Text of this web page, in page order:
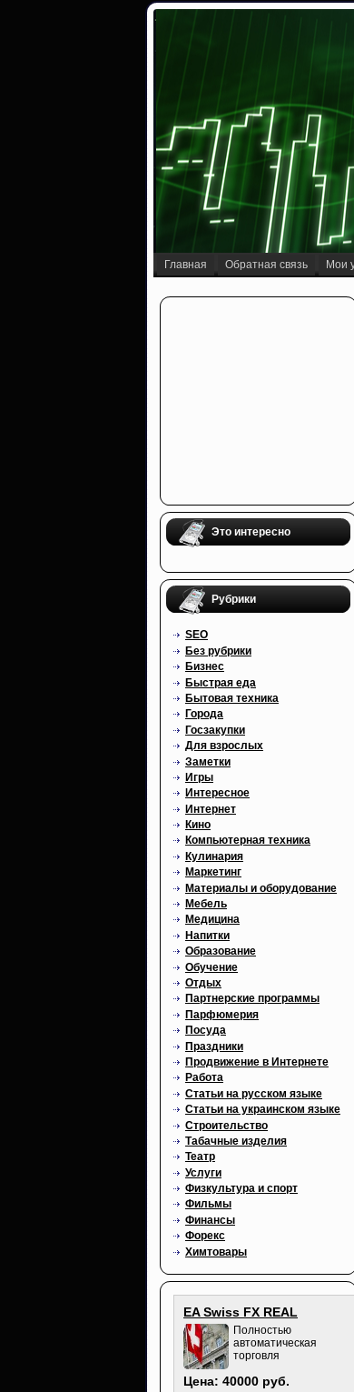
Главная Обратная связь Мои
Это интересно
Рубрики
SEO
Без рубрики
Бизнес
Быстрая еда
Бытовая техника
Города
Госзакупки
Для взрослых
Заметки
Игры
Интересное
Интернет
Кино
Компьютерная техника
Кулинария
Маркетинг
Материалы и оборудование
Мебель
Медицина
Напитки
Образование
Обучение
Отдых
Партнерские программы
Парфюмерия
Посуда
Праздники
Продвижение в Интернете
Работа
Статьи на русском языке
Статьи на украинском языке
Строительство
Табачные изделия
Театр
Услуги
Физкультура и спорт
Фильмы
Финансы
Форекс
Химтовары
EA Swiss FX REAL
Полностью
автоматическая
торговля
Цена: 40000 руб.